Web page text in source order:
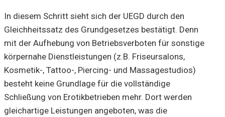
In diesem Schritt sieht sich der UEGD durch den
Gleichheitssatz des Grundgesetzes bestätigt. Denn
mit der Aufhebung von Betriebsverboten für sonstige
körpernahe Dienstleistungen (z.B. Friseursalons,
Kosmetik-, Tattoo-, Piercing- und Massagestudios)
besteht keine Grundlage für die vollständige
Schließung von Erotikbetrieben mehr. Dort werden
gleichartige Leistungen angeboten, was die